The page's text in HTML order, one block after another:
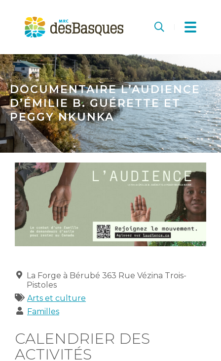
des
Basques
Recherche
DOCUMENTAIRE L’AUDIENCE
D’ÉMILIE B. GUÉRETTE ET
PEGGY NKUNKA
LieuLa Forge à Bérubé 363 Rue Vézina Trois-
Pistoles
Catégories
Arts et culture
Publics
Familles
CALENDRIER DES
ACTIVITÉS